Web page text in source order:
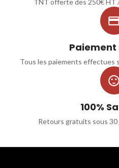
TNT offerte des 250€ HT

Paiement
Tous les paiements effectues

100%
Retours gratuits sous